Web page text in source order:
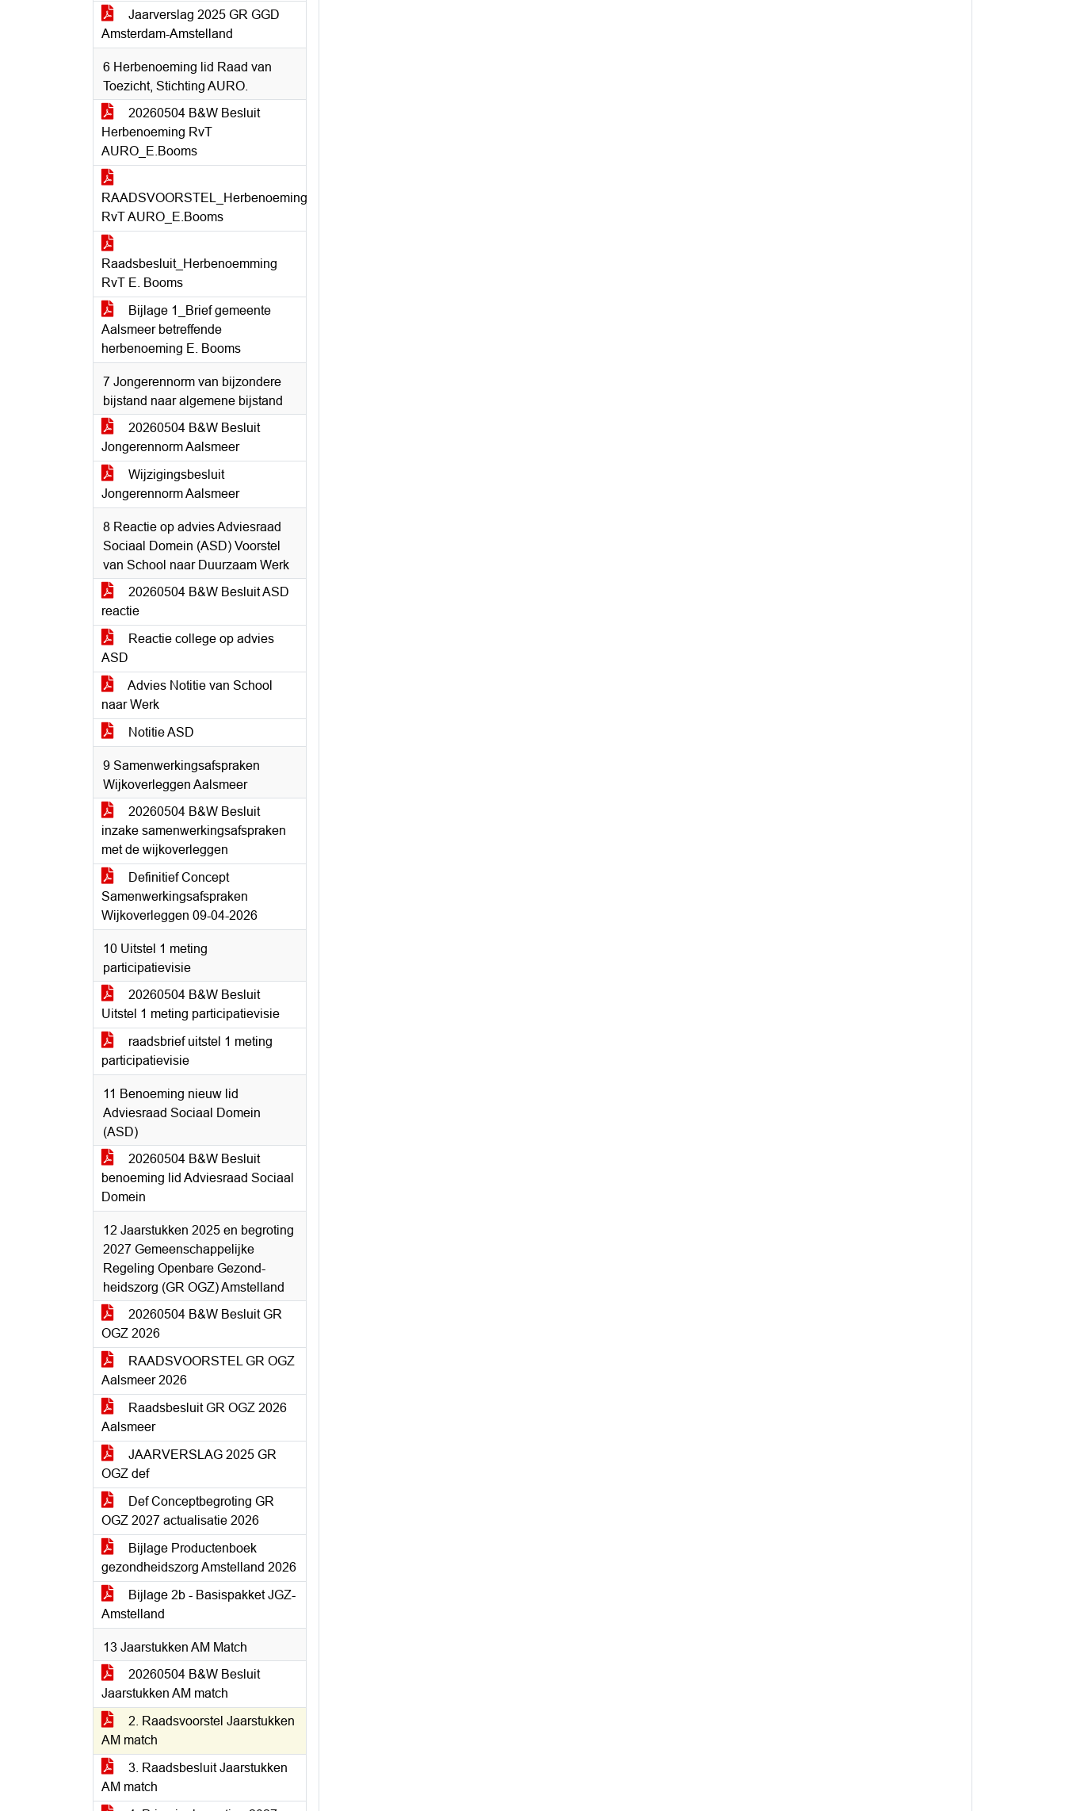
Jaarverslag 2025 GR GGD
Amsterdam-Amstelland
6 Herbenoeming lid Raad van
Toezicht, Stichting AURO.
20260504 B&W Besluit
Herbenoeming RvT
AURO_E.Booms
RAADSVOORSTEL_Herbenoeming
RvT AURO_E.Booms
Raadsbesluit_Herbenoemming
RvT E. Booms
Bijlage 1_Brief gemeente
Aalsmeer betreffende
herbenoeming E. Booms
7 Jongerennorm van bijzondere
bijstand naar algemene bijstand
20260504 B&W Besluit
Jongerennorm Aalsmeer
Wijzigingsbesluit
Jongerennorm Aalsmeer
8 Reactie op advies Adviesraad
Sociaal Domein (ASD) Voorstel
van School naar Duurzaam Werk
20260504 B&W Besluit ASD
reactie
Reactie college op advies
ASD
Advies Notitie van School
naar Werk
Notitie ASD
9 Samenwerkingsafspraken
Wijkoverleggen Aalsmeer
20260504 B&W Besluit
inzake samenwerkingsafspraken
met de wijkoverleggen
Definitief Concept
Samenwerkingsafspraken
Wijkoverleggen 09-04-2026
10 Uitstel 1 meting
participatievisie
20260504 B&W Besluit
Uitstel 1 meting participatievisie
raadsbrief uitstel 1 meting
participatievisie
11 Benoeming nieuw lid
Adviesraad Sociaal Domein
(ASD)
20260504 B&W Besluit
benoeming lid Adviesraad Sociaal
Domein
12 Jaarstukken 2025 en begroting
2027 Gemeenschappelijke
Regeling Openbare Gezond-
heidszorg (GR OGZ) Amstelland
20260504 B&W Besluit GR
OGZ 2026
RAADSVOORSTEL GR OGZ
Aalsmeer 2026
Raadsbesluit GR OGZ 2026
Aalsmeer
JAARVERSLAG 2025 GR
OGZ def
Def Conceptbegroting GR
OGZ 2027 actualisatie 2026
Bijlage Productenboek
gezondheidszorg Amstelland 2026
Bijlage 2b - Basispakket JGZ-
Amstelland
13 Jaarstukken AM Match
20260504 B&W Besluit
Jaarstukken AM match
2. Raadsvoorstel Jaarstukken
AM match
3. Raadsbesluit Jaarstukken
AM match